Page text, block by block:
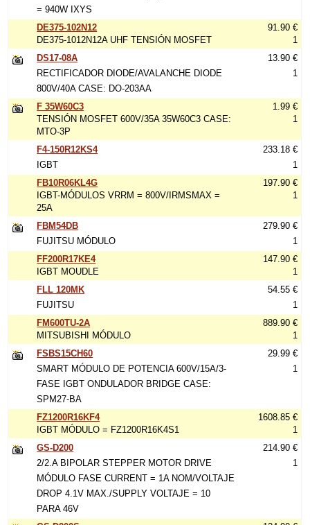
= 940W IXYS
DE375-102N12
DE375-1012N12A UHF TENSIÓN MOSFET
91.90 €
1
DS17-08A
RECTIFICADOR DIODE/AVALANCHE DIODE
800V/40A CASE: DO-203AA
13.90 €
1
F 35W60C3
TENSIÓN MOSFET 600V/35A 35W60C3 CASE:
MTO-3P
1.99 €
1
F4-150R12KS4
IGBT
233.18 €
1
FB10R06KL4G
IGBT-MÓDULOS VRRM = 800V/IRMSMAX =
25A
197.90 €
1
FBM54DB
FUJITSU MÓDULO
279.90 €
1
FF200R17KE4
IGBT MOUDLE
147.90 €
1
FLL 120MK
FUJITSU
54.55 €
1
FM600TU-2A
MITSUBISHI MÓDULO
889.90 €
1
FSBS15CH60
SMART MÓDULO DE POTENCIA 600V/15A/3-
FASE IGBT ONDULADOR BRIDGE CASE:
SPM27-BA
29.99 €
1
FZ1200R16KF4
IGBT MÓDULO = FZ1200R16K4S1
1608.85 €
1
GS-D200
2/2.A BIPOLAR STEPPER MOTOR DRIVE
MÓDULO FASE CURRENT = 1A NOM/VOLTAJE
DROP 4.1V MAX./SUPPLY VOLTAJE = 10
PARA 46V
214.90 €
1